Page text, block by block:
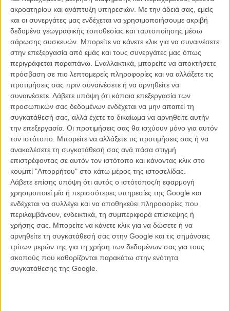
ακροατηρίου και ανάπτυξη υπηρεσιών. Με την άδειά σας, εμείς
και οι συνεργάτες μας ενδέχεται να χρησιμοποιήσουμε ακριβή
δεδομένα γεωγραφικής τοποθεσίας και ταυτοποίησης μέσω
σάρωσης συσκευών. Μπορείτε να κάνετε κλικ για να συναινέσετε
στην επεξεργασία από εμάς και τους συνεργάτες μας όπως
περιγράφεται παραπάνω. Εναλλακτικά, μπορείτε να αποκτήσετε
πρόσβαση σε πιο λεπτομερείς πληροφορίες και να αλλάξετε τις
προτιμήσεις σας πριν συναινέσετε ή να αρνηθείτε να
συναινέσετε. Λάβετε υπόψη ότι κάποια επεξεργασία των
προσωπικών σας δεδομένων ενδέχεται να μην απαιτεί τη
συγκατάθεσή σας, αλλά έχετε το δικαίωμα να αρνηθείτε αυτήν
την επεξεργασία. Οι προτιμήσεις σας θα ισχύουν μόνο για αυτόν
τον ιστότοπο. Μπορείτε να αλλάξετε τις προτιμήσεις σας ή να
ανακαλέσετε τη συγκατάθεσή σας ανά πάσα στιγμή
επιστρέφοντας σε αυτόν τον ιστότοπο και κάνοντας κλικ στο
κουμπί "Απορρήτου" στο κάτω μέρος της ιστοσελίδας.
Λάβετε επίσης υπόψη ότι αυτός ο ιστότοπος/η εφαρμογή
χρησιμοποιεί μία ή περισσότερες υπηρεσίες της Google και
ενδέχεται να συλλέγει και να αποθηκεύει πληροφορίες που
περιλαμβάνουν, ενδεικτικά, τη συμπεριφορά επίσκεψης ή
χρήσης σας. Μπορείτε να κάνετε κλικ για να δώσετε ή να
αρνηθείτε τη συγκατάθεσή σας στην Google και τις σημάνσεις
τρίτων μερών της για τη χρήση των δεδομένων σας για τους
σκοπούς που καθορίζονται παρακάτω στην ενότητα
συγκατάθεσης της Google.
Πριν λίγο καιρόείχα μιλήσει με τον Κάμπερμπατς και την παραγωγό
της σειράς, Σου Βέρτσιου, με μια από τις ερωτήσεις να είναι ποια
από τις ως τότε 6 ιστορίες τους είχε δυσκολέψει περισσότερο. Προς
έκπληξη κανενός, η απάντηση αφορούσε ετούτο το επεισόδιο.
Ποια από τις 6 ιστορίες που διασκευάσατε ως τώρα ήταν η
δυσκολότερη;
Σου:Πιθανότατα το “Σκυλί των Μπάσκερβιλ”; Ο Μαρκ το “Σκυλί”
το έλεγε σκύλα.
Μπένεντικτ: Είναι μια τρομερά δύσκολη ιστορία να διασκευάσεις
επειδή--
Σου:Δεν βγάζει και πολύ νόημα! [γελάει]
Μπένεντικτ:Κι επίσης ο Χολμς είναι απών για τα δύο τρίτα της
ιστορίας και μετά απλά εμφανίζεται μεταμφιεσμένος στο
νεκροτομείο, τους λέει “γιούυυ χουυυυ”.
Σου:Το οποίο δεν είναι κάτι που μπορείς να κάνεις σε μια σειρά
που λέγεται “Σέρλοκ”!
Μπένεντικτ:Ναι, όχι. Οπότε ήταν δύσκολο να τον στριμώξουμε
στην ιστορία παρέα με τον Ουώτσον από την αρχή. Αλλά πώς να
διασκευάσεις κάτι που είναι αγνός γοτθικός τρόμος! Είναι ένα
τερατώδες σκυλί... Δεν ξέρω, πολλή ευθύνη.
Όλα αυτά είναι υποθέτω ένας ευγενικός τρόπος να παραδεχτούν κι
οι ίδιοι άνθρωποι της σειράς πως απολύτως τίποτα σε αυτό το
επεισόδιο δεν δούλεψε.